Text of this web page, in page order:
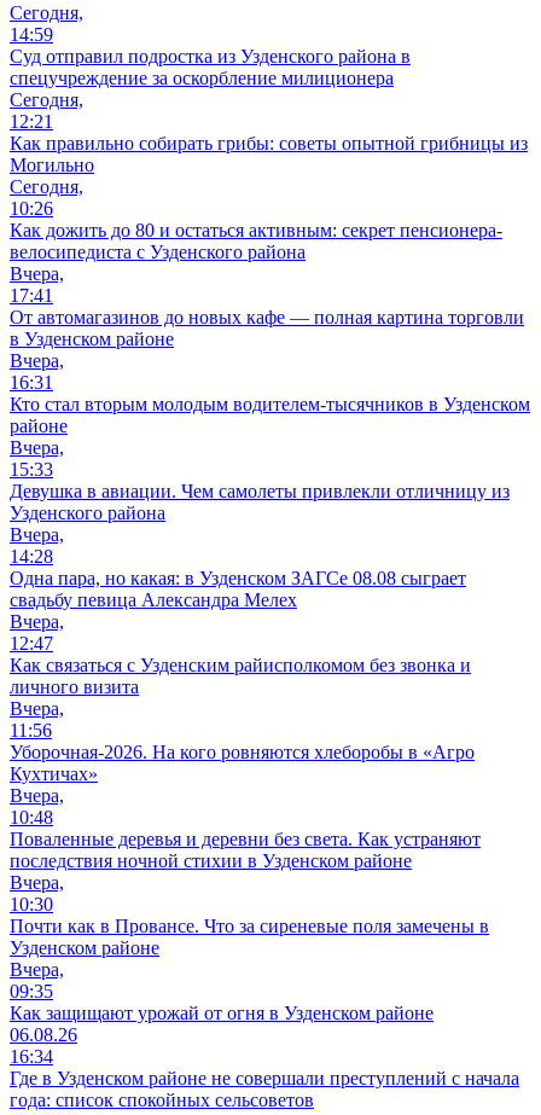
Сегодня,
14:59
Суд отправил подростка из Узденского района в
спецучреждение за оскорбление милиционера
Сегодня,
12:21
Как правильно собирать грибы: советы опытной грибницы из
Могильно
Сегодня,
10:26
Как дожить до 80 и остаться активным: секрет пенсионера-
велосипедиста с Узденского района
Вчера,
17:41
От автомагазинов до новых кафе — полная картина торговли
в Узденском районе
Вчера,
16:31
Кто стал вторым молодым водителем-тысячников в Узденском
районе
Вчера,
15:33
Девушка в авиации. Чем самолеты привлекли отличницу из
Узденского района
Вчера,
14:28
Одна пара, но какая: в Узденском ЗАГСе 08.08 сыграет
свадьбу певица Александра Мелех
Вчера,
12:47
Как связаться с Узденским райисполкомом без звонка и
личного визита
Вчера,
11:56
Уборочная-2026. На кого ровняются хлеборобы в «Агро
Кухтичах»
Вчера,
10:48
Поваленные деревья и деревни без света. Как устраняют
последствия ночной стихии в Узденском районе
Вчера,
10:30
Почти как в Провансе. Что за сиреневые поля замечены в
Узденском районе
Вчера,
09:35
Как защищают урожай от огня в Узденском районе
06.08.26
16:34
Где в Узденском районе не совершали преступлений с начала
года: список спокойных сельсоветов